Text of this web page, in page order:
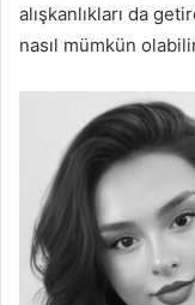
alışkanlıkları da
nasıl mümkün